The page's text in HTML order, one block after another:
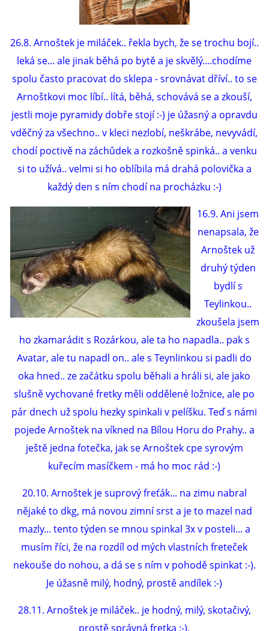
26.8. Arnoštek je miláček.. řekla bych, že se trochu bojí..
leká se... ale jinak běhá po bytě a je skvělý....chodíme
spolu často pracovat do sklepa - srovnávat dříví.. to se
Arnoštkovi moc líbí.. lítá, běhá, schovává se a zkouší,
jestli moje pyramidy dobře stojí :-) je úžasný a opravdu
vděčný za všechno.. v kleci nezlobí, neškrábe, nevyvádí,
chodí poctivě na záchůdek a rozkošně spinká.. a venku
si to užívá.. velmi si ho oblíbila má drahá polovička a
každý den s ním chodí na procházku :-)
16.9. Ani jsem
nenapsala, že
Arnoštek už
druhý týden
bydlí s
Teylinkou..
zkoušela jsem
ho zkamarádit s Rozárkou, ale ta ho napadla.. pak s
Avatar, ale tu napadl on.. ale s Teynlinkou si padli do
oka hned.. ze začátku spolu běhali a hráli si, ale jako
slušně vychované fretky měli oddělené ložnice, ale po
pár dnech už spolu hezky spinkali v pelíšku. Teď s námi
pojede Arnoštek na víkned na Bílou Horu do Prahy.. a
ještě jedna fotečka, jak se Arnoštek cpe syrovým
kuřecím masíčkem - má ho moc rád :-)
20.10. Arnoštek je suprový freťák... na zimu nabral
nějaké to dkg, má novou zimní srst a je to mazel nad
mazly... tento týden se mnou spinkal 3x v posteli... a
musím říci, že na rozdíl od mých vlastních freteček
nekouše do nohou, a dá se s ním v pohodě spinkat :-).
Je úžasně milý, hodný, prostě andílek :-)
28.11. Arnoštek je miláček.. je hodný, milý, skotačivý,
prostě správná fretka :-).